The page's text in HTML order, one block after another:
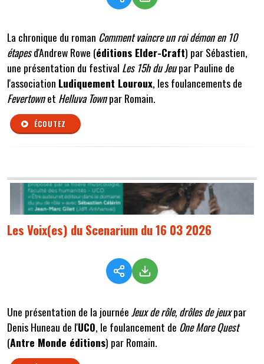
La chronique du roman Comment vaincre un roi démon en 10
étapesd'Andrew Rowe (éditions Elder-Craft) par Sébastien,
une présentation du festival Les 15h du Jeupar Pauline de
l'association Ludiquement Louroux, les foulancements de
Fevertownet Helluva Townpar Romain.
ÉCOUTEZ
Les Voix(es) du Scenarium du 16 03 2026
Une présentation de la journée Jeux de rôle, drôles de jeuxpar
Denis Huneau de l'UCO, le foulancement de One More Quest
(Antre Monde éditions) par Romain.